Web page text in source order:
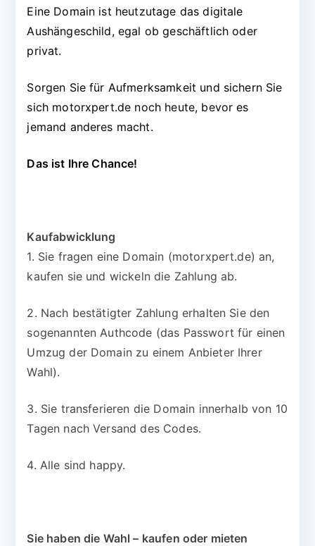
Eine Domain ist heutzutage das digitale
Aushängeschild, egal ob geschäftlich oder
privat.
Sorgen Sie für Aufmerksamkeit und sichern Sie
sich motorxpert.de noch heute, bevor es
jemand anderes macht.
Das ist Ihre Chance!
Kaufabwicklung
1. Sie fragen eine Domain (motorxpert.de) an,
kaufen sie und wickeln die Zahlung ab.
2. Nach bestätigter Zahlung erhalten Sie den
sogenannten Authcode (das Passwort für einen
Umzug der Domain zu einem Anbieter Ihrer
Wahl).
3. Sie transferieren die Domain innerhalb von 10
Tagen nach Versand des Codes.
4. Alle sind happy.
Sie haben die Wahl – kaufen oder mieten